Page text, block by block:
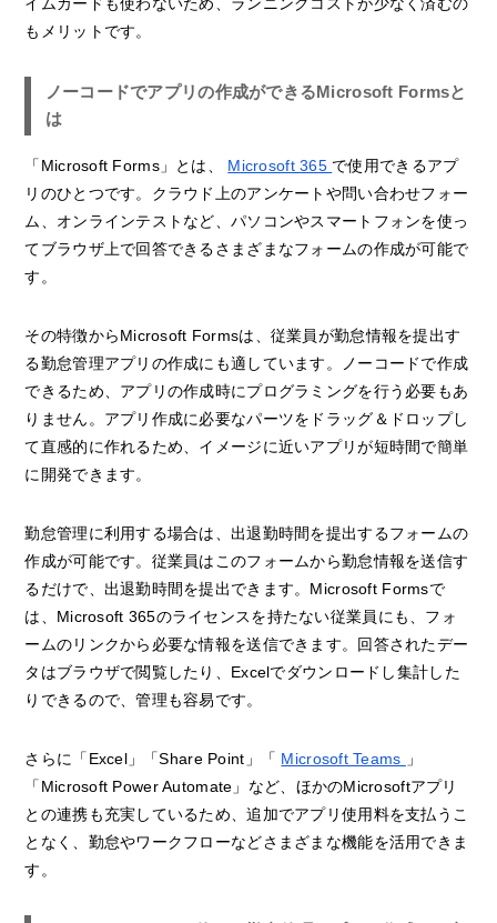
もメリットです。
ノーコードでアプリの作成ができるMicrosoft Formsと
は
「Microsoft Forms」とは、 Microsoft 365 で使用できるアプ
リのひとつです。クラウド上のアンケートや問い合わせフォー
ム、オンラインテストなど、パソコンやスマートフォンを使っ
てブラウザ上で回答できるさまざまなフォームの作成が可能で
す。
その特徴からMicrosoft Formsは、従業員が勤怠情報を提出す
る勤怠管理アプリの作成にも適しています。ノーコードで作成
できるため、アプリの作成時にプログラミングを行う必要もあ
りません。アプリ作成に必要なパーツをドラッグ＆ドロップし
て直感的に作れるため、イメージに近いアプリが短時間で簡単
に開発できます。
勤怠管理に利用する場合は、出退勤時間を提出するフォームの
作成が可能です。従業員はこのフォームから勤怠情報を送信す
るだけで、出退勤時間を提出できます。Microsoft Formsで
は、Microsoft 365のライセンスを持たない従業員にも、フォ
ームのリンクから必要な情報を送信できます。回答されたデー
タはブラウザで閲覧したり、Excelでダウンロードし集計した
りできるので、管理も容易です。
さらに「Excel」「Share Point」「 Microsoft Teams
」
「Microsoft Power Automate」など、ほかのMicrosoftアプリ
との連携も充実しているため、追加でアプリ使用料を支払うこ
となく、勤怠やワークフローなどさまざまな機能を活用できま
す。